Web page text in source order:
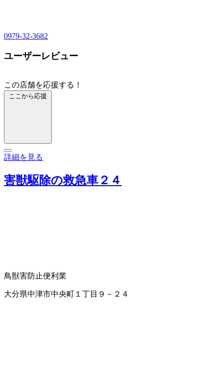
0979-32-3682
ユーザーレビュー
この店舗を応援する！
ここから応援
詳細を見る
害獣駆除の救急車２４
鳥獣害防止便利業
大分県中津市中央町１丁目９－２４